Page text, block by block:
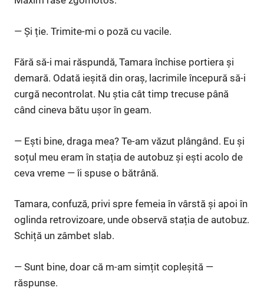
— Și ție. Trimite-mi o poză cu vacile.
Fără să-i mai răspundă, Tamara închise portiera și
demară. Odată ieșită din oraș, lacrimile începură să-i
curgă necontrolat. Nu știa cât timp trecuse până
când cineva bătu ușor în geam.
— Ești bine, draga mea? Te-am văzut plângând. Eu și
soțul meu eram în stația de autobuz și ești acolo de
ceva vreme — îi spuse o bătrână.
Tamara, confuză, privi spre femeia în vârstă și apoi în
oglinda retrovizoare, unde observă stația de autobuz.
Schiță un zâmbet slab.
— Sunt bine, doar că m-am simțit copleșită —
răspunse.